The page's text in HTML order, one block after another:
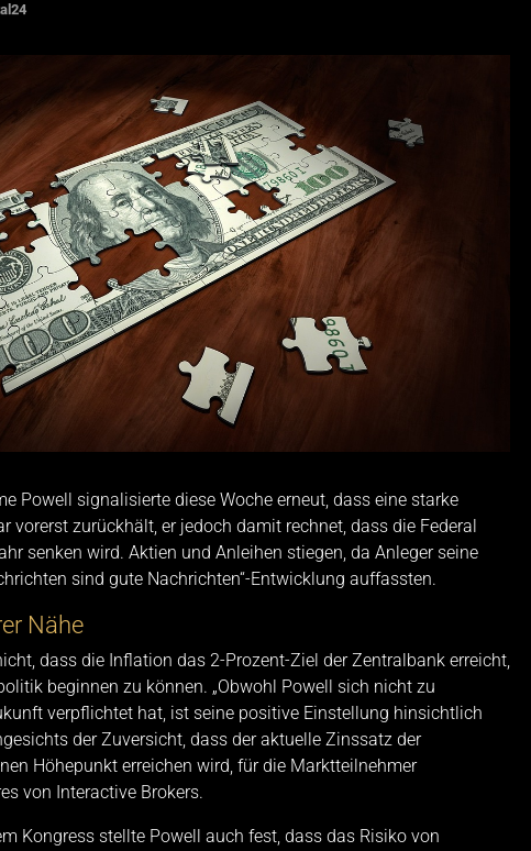
Powell signalisierte diese Woche erneut, dass eine starke
vorerst zurückhält, er jedoch damit rechnet, dass die Federal
senken wird. Aktien und Anleihen stiegen, da Anleger seine
sind gute Nachrichten“-Entwicklung auffassten.
Nähe
dass die Inflation das 2-Prozent-Ziel der Zentralbank erreicht,
beginnen zu können. „Obwohl Powell sich nicht zu
verpflichtet hat, ist seine positive Einstellung hinsichtlich
der Zuversicht, dass der aktuelle Zinssatz der
Höhepunkt erreichen wird, für die Marktteilnehmer
von Interactive Brokers.
Kongress stellte Powell auch fest, dass das Risiko von